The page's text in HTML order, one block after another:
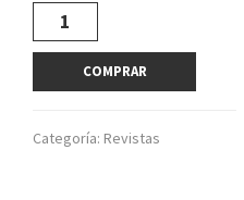
Revista
digital
nº
enero
COMPRAR
Categoría: Revistas